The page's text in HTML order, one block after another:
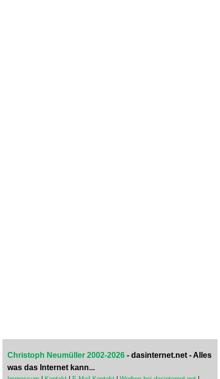
Christoph Neumüller 2002-2026 - dasinternet.net - Alles
was das Internet kann...